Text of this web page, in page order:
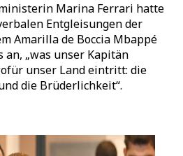
Marina Ferrari hatte
Entgleisungen der
Amarilla de Boccia Mbappé
an, „was unser Kapitän
unser Land eintritt: die
die Brüderlichkeit“.